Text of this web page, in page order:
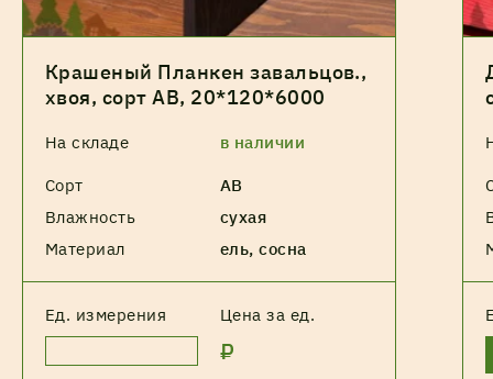
Крашеный Планкен завальцов.,
хвоя, сорт АВ, 20*120*6000
На складе в наличии
Сорт
АВ
Влажность
сухая
Материал
ель, сосна
Ед. измерения Цена за ед.
₽